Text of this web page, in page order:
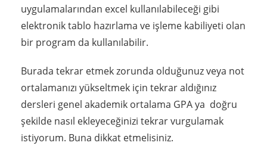
uygulamalarından excel kullanılabileceği gibi
elektronik tablo hazırlama ve işleme kabiliyeti olan
bir program da kullanılabilir.
Burada tekrar etmek zorunda olduğunuz veya not
ortalamanızı yükseltmek için tekrar aldığınız
dersleri genel akademik ortalama GPA ya doğru
şekilde nasıl ekleyeceğinizi tekrar vurgulamak
istiyorum. Buna dikkat etmelisiniz.